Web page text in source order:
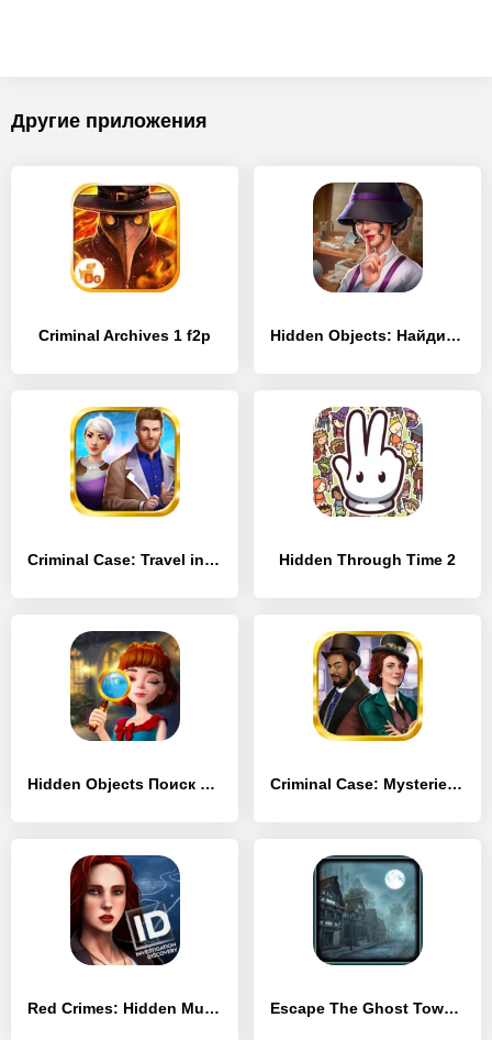
Другие приложения
Criminal Archives 1 f2p Hidden Objects: Найди Предмет
Criminal Case: Travel in Time Hidden Through Time 2
Hidden Objects Поиск Предметов Criminal Case: Mysteries of the Past!
Red Crimes: Hidden Murders Escape The Ghost Town 3